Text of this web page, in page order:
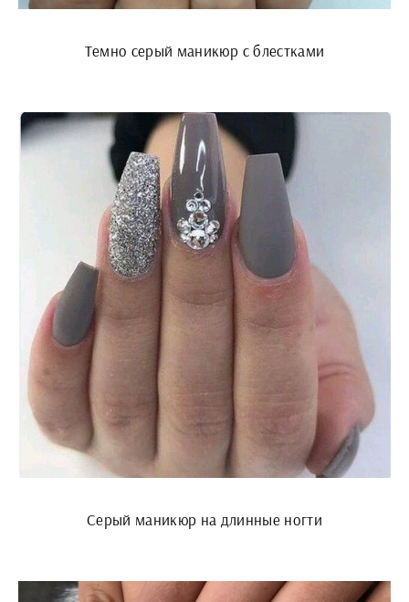
Темно серый маникюр с блестками
Серый маникюр на длинные ногти